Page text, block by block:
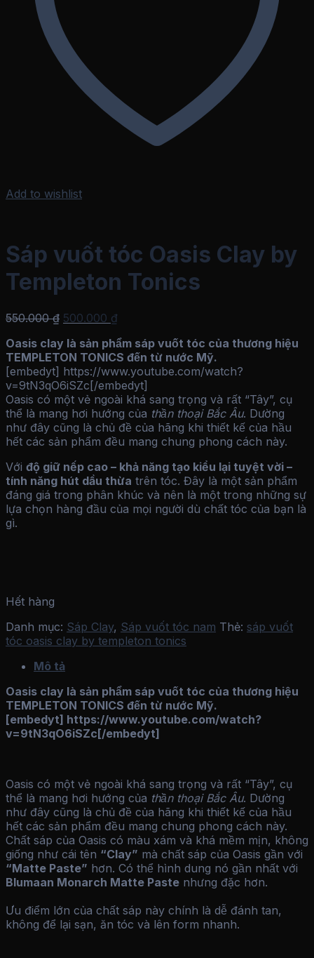
Add to wishlist
Sáp vuốt tóc Oasis Clay by
Templeton Tonics
550.000₫ Giá
là:
550.000 ₫.
500.000 ₫Giá
tại
là:
500.000 ₫.
Oasis clay là sản phẩm sáp vuốt tóc của thương hiệu
TEMPLETON TONICS đến từ nước Mỹ.
[embedyt] https://www.youtube.com/watch?
v=9tN3qO6iSZc[/embedyt]
Oasis có một vẻ ngoài khá sang trọng và rất “Tây”, cụ
thể là mang hơi hướng của thần thoại Bắc Âu. Dường
như đây cũng là chủ đề của hãng khi thiết kế của hầu
hết các sản phẩm đều mang chung phong cách này.
Với độ giữ nếp cao – khả năng tạo kiểu lại tuyệt vời –
tính năng hút dầu thừa trên tóc. Đây là một sản phẩm
đáng giá trong phân khúc và nên là một trong những sự
lựa chọn hàng đầu của mọi người dù chất tóc của bạn là
gì.
Hết hàng
Danh mục: Sáp Clay, Sáp vuốt tóc nam Thẻ: sáp vuốt
tóc oasis clay by templeton tonics
Mô tả
Oasis clay là sản phẩm sáp vuốt tóc của thương hiệu
TEMPLETON TONICS đến từ nước Mỹ.
[embedyt] https://www.youtube.com/watch?
v=9tN3qO6iSZc[/embedyt]
Oasis có một vẻ ngoài khá sang trọng và rất “Tây”, cụ
thể là mang hơi hướng của thần thoại Bắc Âu. Dường
như đây cũng là chủ đề của hãng khi thiết kế của hầu
hết các sản phẩm đều mang chung phong cách này.
Chất sáp của Oasis có màu xám và khá mềm mịn, không
giống như cái tên “Clay” mà chất sáp của Oasis gần với
“Matte Paste” hơn. Có thể hình dung nó gần nhất với
Blumaan Monarch Matte Paste nhưng đặc hơn.
Ưu điểm lớn của chất sáp này chính là dễ đánh tan,
không để lại sạn, ăn tóc và lên form nhanh.